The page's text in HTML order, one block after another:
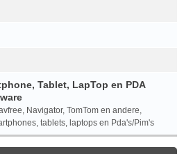
Tablet, LapTop en PDA
Navigator, TomTom en andere,
tablets, laptops en Pda's/Pim's